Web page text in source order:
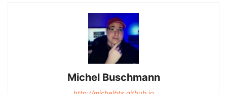
Michel Buschmann